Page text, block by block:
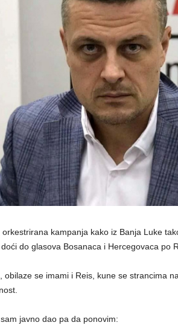
kampanja kako iz Banja Luke
do glasova Bosanaca i Hercegovaca po
obilaze se imami i Reis, kune se strancima
javno dao pa da ponovim: